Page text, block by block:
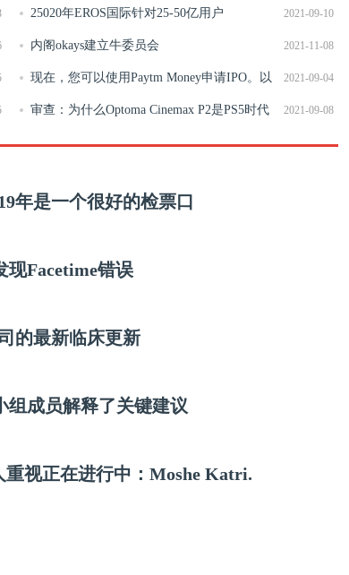
2021-09-10
25020年EROS国际针对25-50亿用户
2021-11-08
内阁okays建立牛委员会
2021-09-04
现在，您可以使用Paytm Money申请IPO。以
下是细节 2021-09-08
审查：为什么Optoma Cinemax P2是PS5时代
的投影机
年是一个很好的检票口
现Facetime错误
的最新临床更新
组成员解释了关键建议
视正在进行中：Moshe Katri.